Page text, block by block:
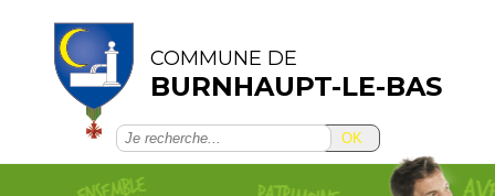
COMMUNE DE
BURNHAUPT-LE-BAS
OK